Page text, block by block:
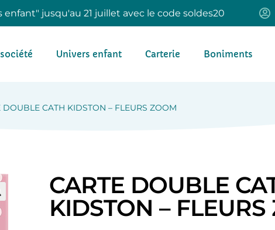
enfant" jusqu'au 21 juillet avec le code soldes20
Univers enfant Carterie Boniments
DOUBLE CATH KIDSTON – FLEURS ZOOM
CARTE DOUBLE
KIDSTON –